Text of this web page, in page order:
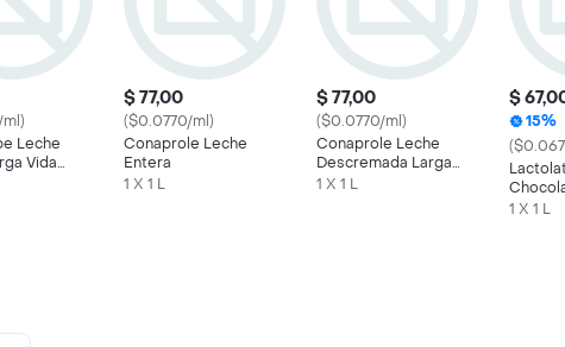
Leche
Vida
$ 77,00
($0.0770/ml)
Conaprole Leche
Entera
1 X 1 L
$ 77,00
($0.0770/ml)
Conaprole Leche
Descremada Larga
Vida
1 X 1 L
$
15%
1 X 1 L